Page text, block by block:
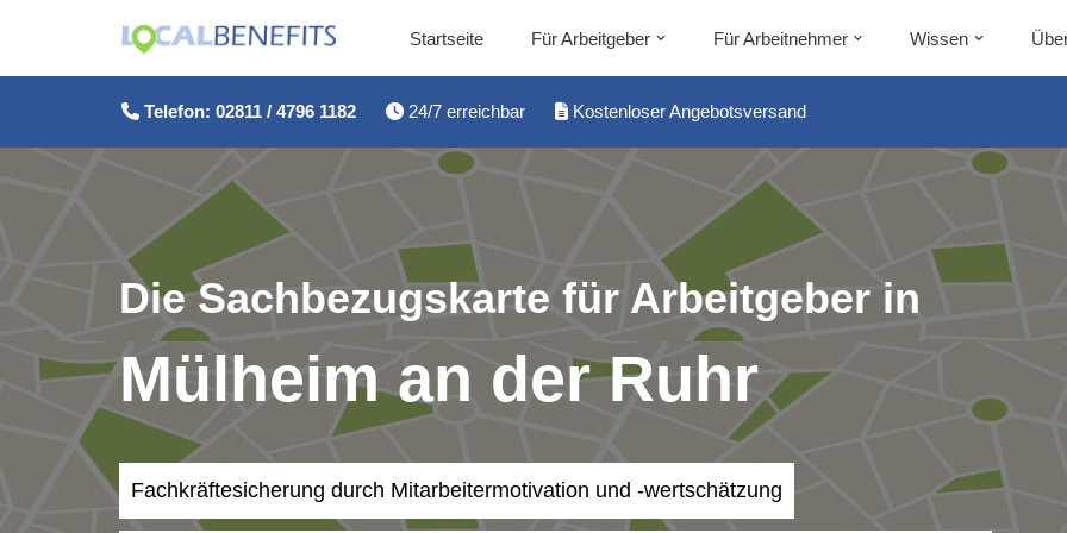
Startseite Für Arbeitgeber Für Arbeitnehmer Wissen
Telefon: 02811 / 4796 1182 24/7 erreichbar Kostenloser Angebotsversand
Die Sachbezugskarte für Arbeitgeber in
Mülheim an der Ruhr
Fachkräftesicherung durch Mitarbeitermotivation und -wertschätzung